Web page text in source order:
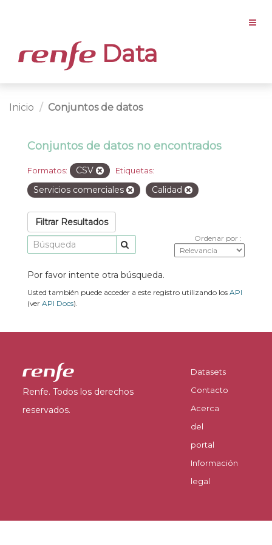
Data
Inicio Conjuntos de datos
Conjuntos de datos no encontrados
Formatos: CSV Etiquetas:
Servicios comerciales Calidad
Filtrar Resultados
Ordenar por
Por favor intente otra búsqueda.
Usted también puede acceder a este registro utilizando los API
(ver API Docs).
Renfe. Todos los derechos
reservados.
Datasets
Contacto
Acerca
del
portal
Información
legal